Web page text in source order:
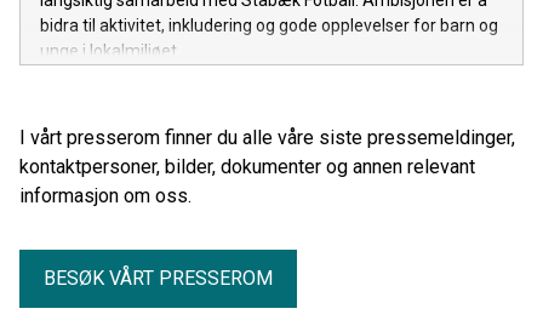
bidra til aktivitet, inkludering og gode opplevelser for barn og
unge i lokalmiljøet.
I vårt presserom finner du alle våre siste pressemeldinger,
kontaktpersoner, bilder, dokumenter og annen relevant
informasjon om oss.
BESØK VÅRT PRESSEROM